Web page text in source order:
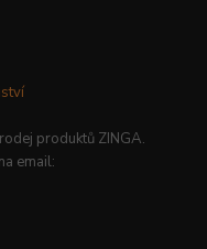
produktů ZINGA.
email: